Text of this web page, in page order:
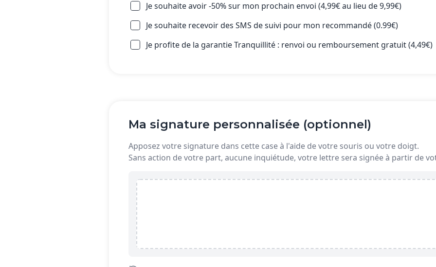
Je souhaite avoir -50% sur mon prochain envoi (4,99€ au lieu de 9,99€)
Je souhaite recevoir des SMS de suivi pour mon recommandé (0.99€)
Je profite de la garantie Tranquillité : renvoi ou remboursement gratuit (4,49€)
Ma signature personnalisée (optionnel)
Apposez votre signature dans cette case à l'aide de votre souris ou votre doigt.
Sans action de votre part, aucune inquiétude, votre lettre sera signée à partir de